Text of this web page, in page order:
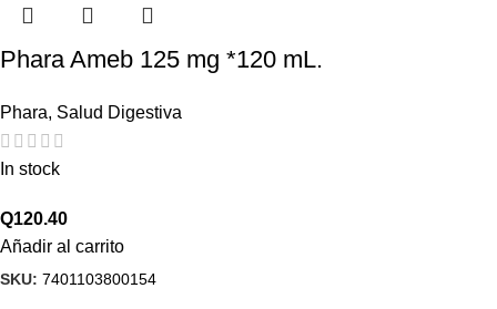
Phara Ameb 125 mg *120 mL.
Phara, Salud Digestiva
In stock
Q120.40
Añadir al carrito
SKU: 7401103800154